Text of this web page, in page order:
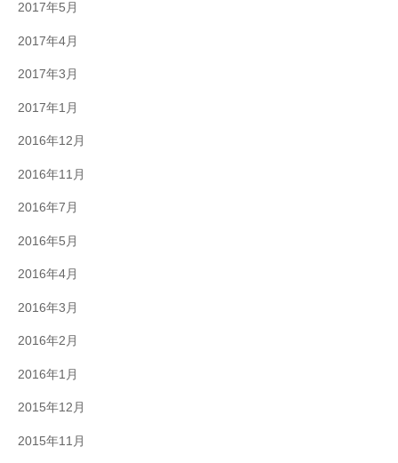
2017年5月
2017年4月
2017年3月
2017年1月
2016年12月
2016年11月
2016年7月
2016年5月
2016年4月
2016年3月
2016年2月
2016年1月
2015年12月
2015年11月